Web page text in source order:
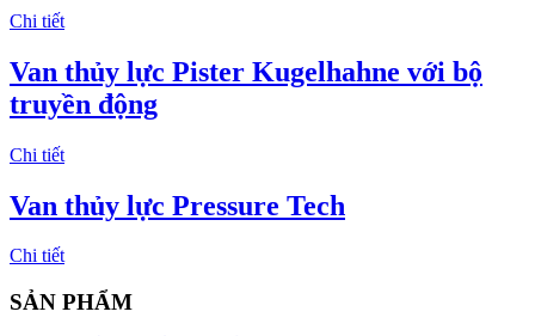
Chi tiết
Van thủy lực Pister Kugelhahne với bộ
truyền động
Chi tiết
Van thủy lực Pressure Tech
Chi tiết
SẢN PHẨM